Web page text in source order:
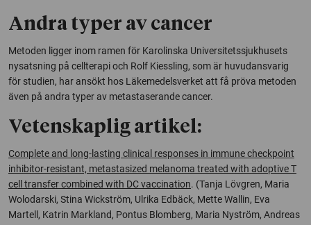
Andra typer av cancer
Metoden ligger inom ramen för Karolinska Universitetssjukhusets
nysatsning på cellterapi och Rolf Kiessling, som är huvudansvarig
för studien, har ansökt hos Läkemedelsverket att få pröva metoden
även på andra typer av metastaserande cancer.
Vetenskaplig artikel:
Complete and long-lasting clinical responses in immune checkpoint
inhibitor-resistant, metastasized melanoma treated with adoptive T
cell transfer combined with DC vaccination. (Tanja Lövgren, Maria
Wolodarski, Stina Wickström, Ulrika Edbäck, Mette Wallin, Eva
Martell, Katrin Markland, Pontus Blomberg, Maria Nyström, Andreas